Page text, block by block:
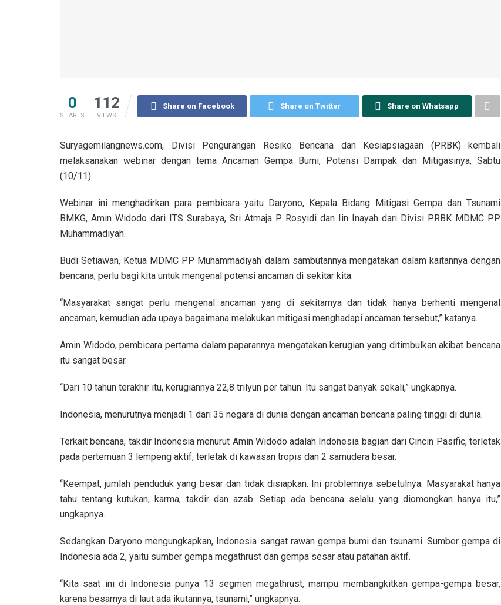
0
SHARES
112
VIEWS
Share on Facebook Share on Twitter Share on Whatsapp
Suryagemilangnews.com, Divisi Pengurangan Resiko Bencana dan Kesiapsiagaan (PRBK) kembali
melaksanakan webinar dengan tema Ancaman Gempa Bumi, Potensi Dampak dan Mitigasinya, Sabtu
(10/11).
Webinar ini menghadirkan para pembicara yaitu Daryono, Kepala Bidang Mitigasi Gempa dan Tsunami
BMKG, Amin Widodo dari ITS Surabaya, Sri Atmaja P Rosyidi dan Iin Inayah dari Divisi PRBK MDMC PP
Muhammadiyah.
Budi Setiawan, Ketua MDMC PP Muhammadiyah dalam sambutannya mengatakan dalam kaitannya dengan
bencana, perlu bagi kita untuk mengenal potensi ancaman di sekitar kita.
“Masyarakat sangat perlu mengenal ancaman yang di sekitarnya dan tidak hanya berhenti mengenal
ancaman, kemudian ada upaya bagaimana melakukan mitigasi menghadapi ancaman tersebut,” katanya.
Amin Widodo, pembicara pertama dalam paparannya mengatakan kerugian yang ditimbulkan akibat bencana
itu sangat besar.
“Dari 10 tahun terakhir itu, kerugiannya 22,8 trilyun per tahun. Itu sangat banyak sekali,” ungkapnya.
Indonesia, menurutnya menjadi 1 dari 35 negara di dunia dengan ancaman bencana paling tinggi di dunia.
Terkait bencana, takdir Indonesia menurut Amin Widodo adalah Indonesia bagian dari Cincin Pasific, terletak
pada pertemuan 3 lempeng aktif, terletak di kawasan tropis dan 2 samudera besar.
“Keempat, jumlah penduduk yang besar dan tidak disiapkan. Ini problemnya sebetulnya. Masyarakat hanya
tahu tentang kutukan, karma, takdir dan azab. Setiap ada bencana selalu yang diomongkan hanya itu,”
ungkapnya.
Sedangkan Daryono mengungkapkan, Indonesia sangat rawan gempa bumi dan tsunami. Sumber gempa di
Indonesia ada 2, yaitu sumber gempa megathrust dan gempa sesar atau patahan aktif.
“Kita saat ini di Indonesia punya 13 segmen megathrust, mampu membangkitkan gempa-gempa besar,
karena besarnya di laut ada ikutannya, tsunami,” ungkapnya.